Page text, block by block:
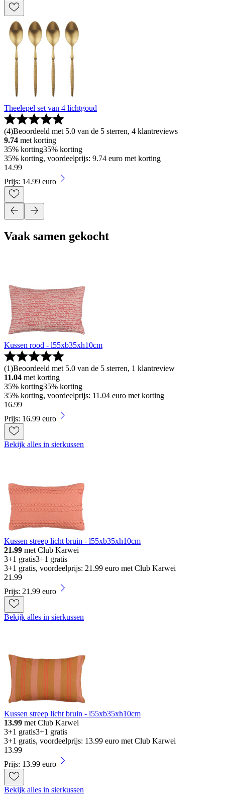
Theelepel set van 4 lichtgoud
(4)Beoordeeld met 5.0 van de 5 sterren, 4 klantreviews
9.74 met korting
35% korting35% korting
35% korting, voordeelprijs: 9.74 euro met korting
14.99
Prijs: 14.99 euro
Vaak samen gekocht
Kussen rood - l55xb35xh10cm
(1)Beoordeeld met 5.0 van de 5 sterren, 1 klantreview
11.04 met korting
35% korting35% korting
35% korting, voordeelprijs: 11.04 euro met korting
16.99
Prijs: 16.99 euro
Bekijk alles in sierkussen
Kussen streep licht bruin - l55xb35xh10cm
21.99 met Club Karwei
3+1 gratis3+1 gratis
3+1 gratis, voordeelprijs: 21.99 euro met Club Karwei
21 .99
Prijs: 21.99 euro
Bekijk alles in sierkussen
Kussen streep licht bruin - l55xb35xh10cm
13.99 met Club Karwei
3+1 gratis3+1 gratis
3+1 gratis, voordeelprijs: 13.99 euro met Club Karwei
13.99
Prijs: 13.99 euro
Bekijk alles in sierkussen